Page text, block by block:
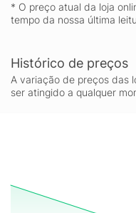
* O preço atual da loja
tempo da nossa última
Histórico de preços
A variação de preços das
ser atingido a qualquer